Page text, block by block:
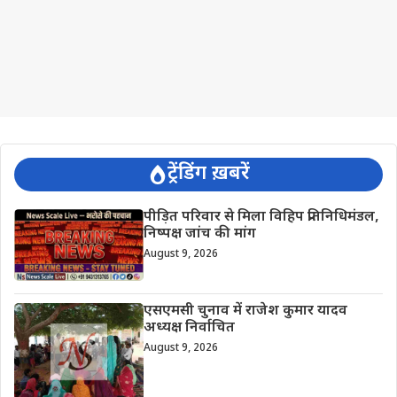
ट्रेंडिंग ख़बरें
पीड़ित परिवार से मिला विहिप प्रतिनिधिमंडल,
निष्पक्ष जांच की मांग
August 9, 2026
एसएमसी चुनाव में राजेश कुमार यादव
अध्यक्ष निर्वाचित
August 9, 2026